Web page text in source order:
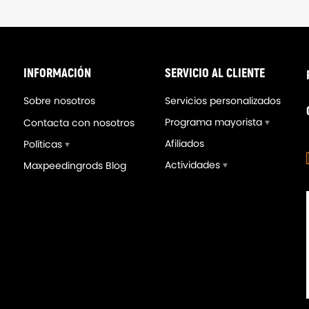
-18%
E46 Sedán Coupe 1998-
compatible para BMW
E36 E46 Z4 X3 328is
INFORMACIÓN
Sobre nosotros
Contacta con nosotros
Políticas
Maxpeedingrods Blog
SERVICIO AL CLIENTE
Servicios personalizados
Programa mayorista
Afiliados
Actividades